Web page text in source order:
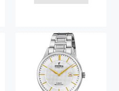
Posledná aktualizácia dnes o 01:01